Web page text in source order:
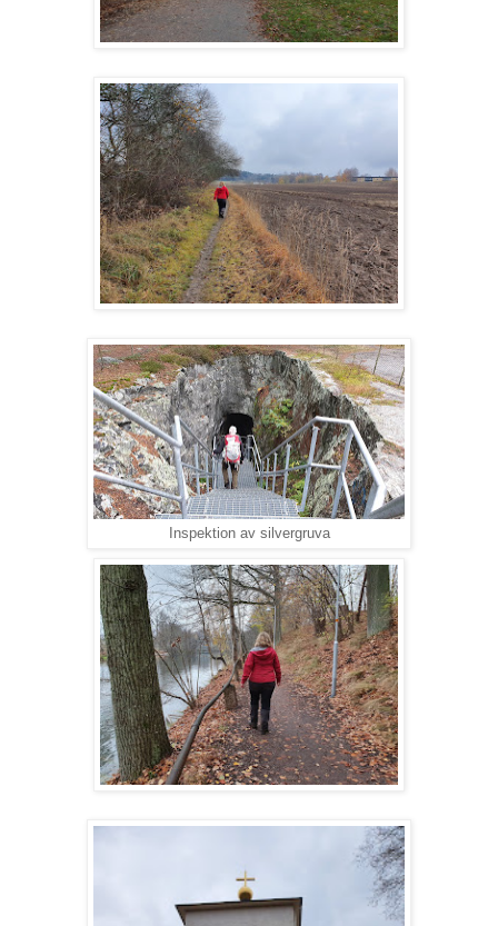
Inspektion av silvergruva